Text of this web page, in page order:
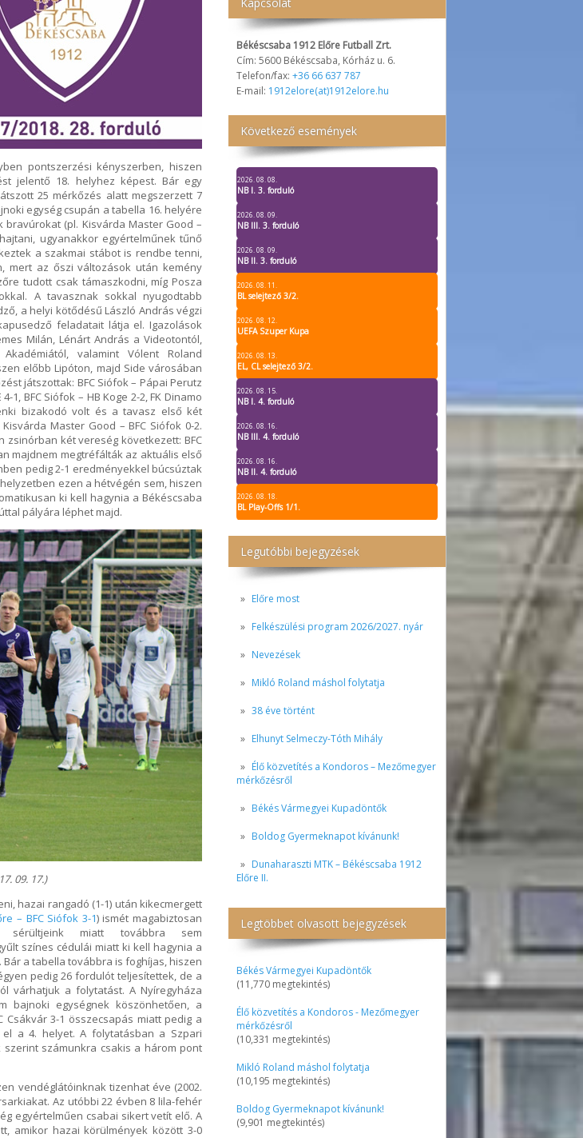
Békéscsaba 1912 Előre Futball Zrt.
Cím: 5600 Békéscsaba, Kórház u. 6.
Telefon/fax: +36 66 637 787
E-mail: 1912elore(at)1912elore.hu
Következő események
2026. 08. 08.
NB I. 3. forduló
2026. 08. 09.
NB III. 3. forduló
2026. 08. 09.
NB II. 3. forduló
2026. 08. 11.
BL selejtező 3/2.
2026. 08. 12.
UEFA Szuper Kupa
2026. 08. 13.
EL, CL selejtező 3/2.
2026. 08. 15.
NB I. 4. forduló
2026. 08. 16.
NB III. 4. forduló
2026. 08. 16.
NB II. 4. forduló
2026. 08. 18.
BL Play-Offs 1/1.
Legutóbbi bejegyzések
Előre most
Felkészülési program 2026/2027. nyár
Nevezések
Mikló Roland máshol folytatja
38 éve történt
Elhunyt Selmeczy-Tóth Mihály
Élő közvetítés a Kondoros – Mezőmegyer
mérkőzésről
Békés Vármegyei Kupadöntők
Boldog Gyermeknapot kívánunk!
Dunaharaszti MTK – Békéscsaba 1912
Előre II.
Legtöbbet olvasott bejegyzések
Békés Vármegyei Kupadöntők
(11,770 megtekintés)
Élő közvetítés a Kondoros - Mezőmegyer
mérkőzésről
(10,331 megtekintés)
Mikló Roland máshol folytatja
(10,195 megtekintés)
Boldog Gyermeknapot kívánunk!
(9,901 megtekintés)
pontszerzési kényszerben, hiszen
jelentő 18. helyhez képest. Bár egy
25 mérkőzés alatt megszerzett 7
egység csupán a tabella 16. helyére
(pl. Kisvárda Master Good –
ugyanakkor egyértelműnek tűnő
a szakmai stábot is rendbe tenni,
mert az őszi változások után kemény
tudott csak támaszkodni, míg Posza
A tavasznak sokkal nyugodtabb
a helyi kötődésű László András végzi
feladatait látja el. Igazolások
Milán, Lénárt András a Videotontól,
valamint Vólent Roland
előbb Lipóton, majd Side városában
játszottak: BFC Siófok – Pápai Perutz
1, BFC Siófok – HB Koge 2-2, FK Dinamo
bizakodó volt és a tavasz első két
Master Good – BFC Siófok 0-2.
két vereség következett: BFC
majdnem megtréfálták az aktuális első
pedig 2-1 eredményekkel búcsúztak
ezen a hétvégén sem, hiszen
ki kell hagynia a Békéscsaba
pályára léphet majd.
09. 17.)
hazai rangadó (1-1) után kikecmergett
– BFC Siófok 3-1) ismét magabiztosan
miatt továbbra sem
színes cédulái miatt ki kell hagynia a
a tabella továbbra is foghíjas, hiszen
pedig 26 fordulót teljesítettek, de a
várhatjuk a folytatást. A Nyíregyháza
bajnoki egységnek köszönhetően, a
Csákvár 3-1 összecsapás miatt pedig a
el a 4. helyet. A folytatásban a Szpari
számunkra csakis a három pont
vendéglátóinknak tizenhat éve (2002.
Az utóbbi 22 évben 8 lila-fehér
egyértelműen csabai sikert vetít elő. A
amikor hazai körülmények között 3-0